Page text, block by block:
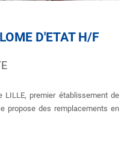
D'ETAT H/F
LILLE, premier établissement de
propose des remplacements en